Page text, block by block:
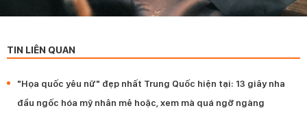
TIN LIÊN QUAN
"Họa quốc yêu nữ" đẹp nhất Trung Quốc hiện tại: 13 giây nha
đầu ngốc hóa mỹ nhân mê hoặc, xem mà quá ngỡ ngàng